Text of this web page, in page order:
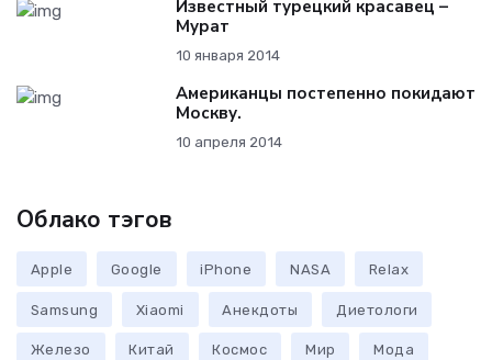
Известный турецкий красавец –
Мурат
10 января 2014
Американцы постепенно покидают
Москву.
10 апреля 2014
Облако тэгов
Apple Google iPhone NASA Relax
Samsung Xiaomi Анекдоты Диетологи
Железо Китай Космос Мир Мода